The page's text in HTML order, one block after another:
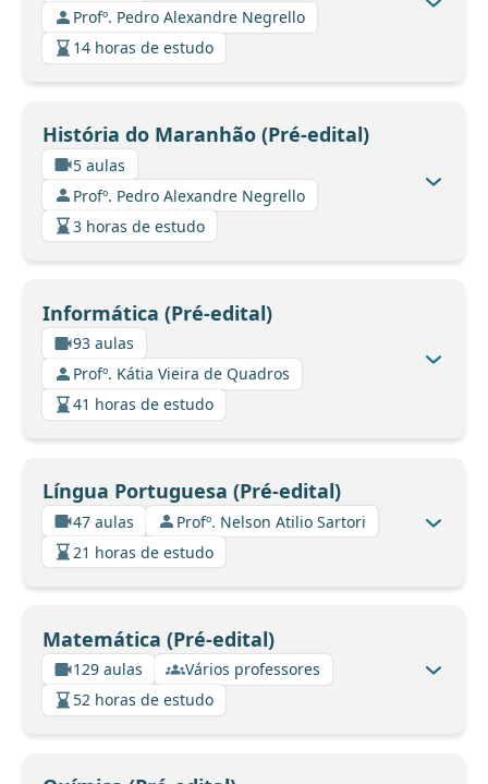
Profº. Pedro Alexandre Negrello
14 horas de estudo
História do Maranhão (Pré-edital)
5 aulas
Profº. Pedro Alexandre Negrello
3 horas de estudo
Informática (Pré-edital)
93 aulas
Profº. Kátia Vieira de Quadros
41 horas de estudo
Língua Portuguesa (Pré-edital)
47 aulas
Profº. Nelson Atilio Sartori
21 horas de estudo
Matemática (Pré-edital)
129 aulas
Vários professores
52 horas de estudo